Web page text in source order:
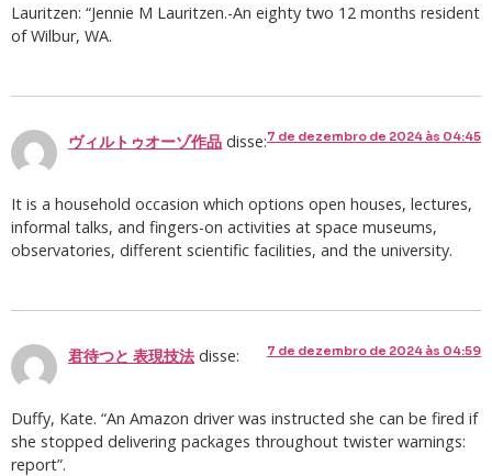
Lauritzen: “Jennie M Lauritzen.-An eighty two 12 months resident
of Wilbur, WA.
ヴィルトゥオーゾ作品 disse:7 de dezembro de 2024 às 04:45
It is a household occasion which options open houses, lectures,
informal talks, and fingers-on activities at space museums,
observatories, different scientific facilities, and the university.
君待つと 表現技法 disse: 7 de dezembro de 2024 às 04:59
Duffy, Kate. “An Amazon driver was instructed she can be fired if
she stopped delivering packages throughout twister warnings:
report”.